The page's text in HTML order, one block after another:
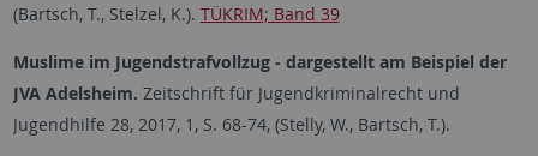
(Bartsch, T., Stelzel, K.). TÜKRIM; Band 39
Muslime im Jugendstrafvollzug - dargestellt am Beispiel der
JVA Adelsheim. Zeitschrift für Jugendkriminalrecht und
Jugendhilfe 28, 2017, 1, S. 68-74, (Stelly, W., Bartsch, T.).